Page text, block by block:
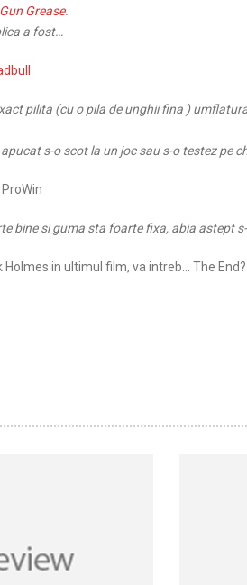
Gun Grease.
a fost…
pilita (cu o pila de unghii fina )
s-o scot la un joc sau s-o testez pe
bine si guma sta foarte fixa, abia astept
Holmes in ultimul film, va intreb… The End?